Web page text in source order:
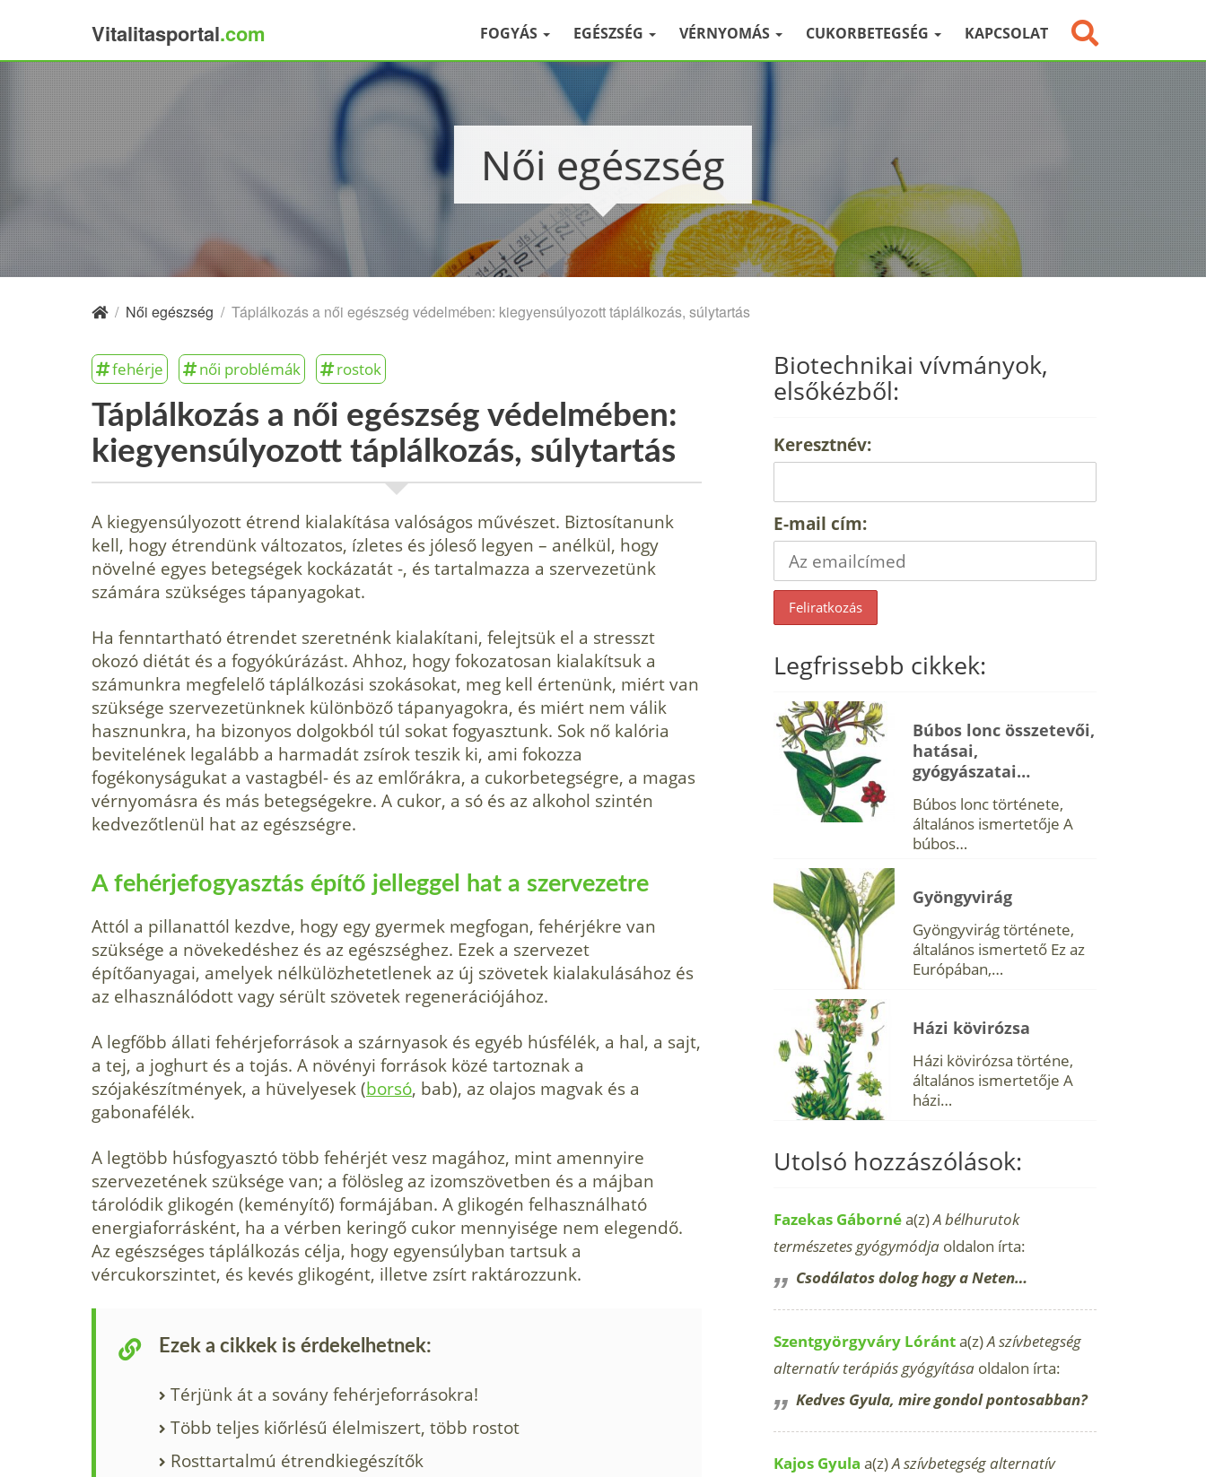
Vitalitasportal.com FOGYÁS EGÉSZSÉG VÉRNYOMÁS CUKORBETEGSÉG KAPCSOLAT
Női egészség
/ Női egészség / Táplálkozás a női egészség védelmében: kiegyensúlyozott táplálkozás, súlytartás
fehérje női problémák rostok
Táplálkozás a női egészség védelmében:
kiegyensúlyozott táplálkozás, súlytartás
A kiegyensúlyozott étrend kialakítása valóságos művészet. Biztosítanunk
kell, hogy étrendünk változatos, ízletes és jóleső legyen – anélkül, hogy
növelné egyes betegségek kockázatát -, és tartalmazza a szervezetünk
számára szükséges tápanyagokat.
Ha fenntartható étrendet szeretnénk kialakítani, felejtsük el a stresszt
okozó diétát és a fogyókúrázást. Ahhoz, hogy fokozatosan kialakítsuk a
számunkra megfelelő táplálkozási szokásokat, meg kell értenünk, miért van
szüksége szervezetünknek különböző tápanyagokra, és miért nem válik
hasznunkra, ha bizonyos dolgokból túl sokat fogyasztunk. Sok nő kalória
bevitelének legalább a harmadát zsírok teszik ki, ami fokozza
fogékonyságukat a vastagbél- és az emlőrákra, a cukorbetegségre, a magas
vérnyomásra és más betegségekre. A cukor, a só és az alkohol szintén
kedvezőtlenül hat az egészségre.
A fehérjefogyasztás építő jelleggel hat a szervezetre
Attól a pillanattól kezdve, hogy egy gyermek megfogan, fehérjékre van
szüksége a növekedéshez és az egészséghez. Ezek a szervezet
építőanyagai, amelyek nélkülözhetetlenek az új szövetek kialakulásához és
az elhasználódott vagy sérült szövetek regenerációjához.
A legfőbb állati fehérjeforrások a szárnyasok és egyéb húsfélék, a hal, a sajt,
a tej, a joghurt és a tojás. A növényi források közé tartoznak a
szójakészítmények, a hüvelyesek (borsó, bab), az olajos magvak és a
gabonafélék.
A legtöbb húsfogyasztó több fehérjét vesz magához, mint amennyire
szervezetének szüksége van; a fölösleg az izomszövetben és a májban
tárolódik glikogén (keményítő) formájában. A glikogén felhasználható
energiaforrásként, ha a vérben keringő cukor mennyisége nem elegendő.
Az egészséges táplálkozás célja, hogy egyensúlyban tartsuk a
vércukorszintet, és kevés glikogént, illetve zsírt raktározzunk.
Ezek a cikkek is érdekelhetnek:
Térjünk át a sovány fehérjeforrásokra!
Több teljes kiőrlésű élelmiszert, több rostot
Rosttartalmú étrendkiegészítők
Biotechnikai vívmányok,
elsőkézből:
Keresztnév:
E-mail cím:
Legfrissebb cikkek:
Búbos lonc összetevői,
hatásai,
gyógyászatai…
Búbos lonc története,
általános ismertetője A
búbos…
Gyöngyvirág
Gyöngyvirág története,
általános ismertető Ez az
Európában,…
Házi kövirózsa
Házi kövirózsa történe,
általános ismertetője A
házi…
Utolsó hozzászólások:
Fazekas Gábornéa(z)A bélhurutok
természetes gyógymódja oldalon írta:
Csodálatos dolog hogy a Neten…
Szentgyörgyváry Lóránta(z)A szívbetegség
alternatív terápiás gyógyítása oldalon írta:
Kedves Gyula, mire gondol pontosabban?
Kajos Gyula a(z)A szívbetegség alternatív
×